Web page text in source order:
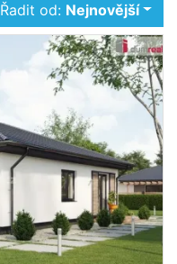
Řadit od: Nejnovější